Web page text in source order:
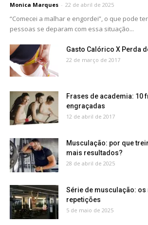
Monica Marques - 22 de abril de 2025
“Comecei a malhar e engordei”, o que pode
pessoas se deparam com essa situação...
Gasto Calórico X Perda
22 de março de 2017
Frases de academia: 10
engraçadas
12 de abril de 2017
Musculação: por que
mais resultados?
28 de abril de 2025
Série de musculação: os
repetições
5 de maio de 2025